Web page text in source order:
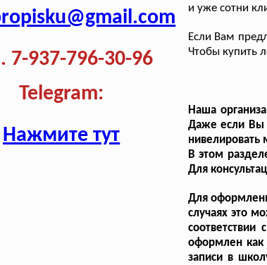
7-937-796-30-96
Telegram:
Нажмите тут
и уже сотни
Если Вам
Чтобы купить
Наша
Даже если Вы
нивелировать
В этом
Для
Для
случаях это
оформлен как
записи в